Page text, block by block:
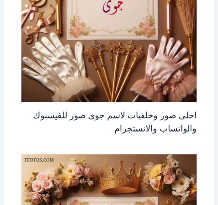
احلى صور وخلفيات لاسم جوى صور للفيسبوك
والواتساب والانستجرام